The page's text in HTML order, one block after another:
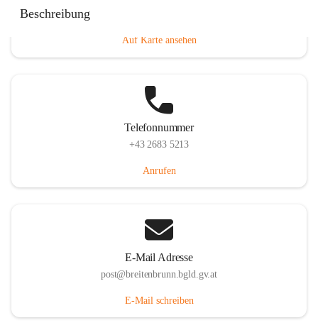
Beschreibung
Auf Karte ansehen
Telefonnummer
+43 2683 5213
Anrufen
E-Mail Adresse
post@breitenbrunn.bgld.gv.at
E-Mail schreiben